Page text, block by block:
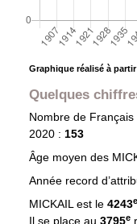
Graphique réalisé à
Quelques
Nombre de
2020 : 153
Âge moyen des
Année record
MICKAIL est le 4243e
Il se place au 3795e